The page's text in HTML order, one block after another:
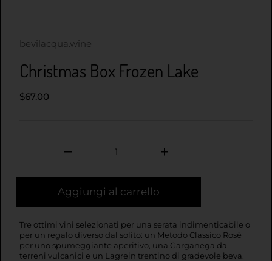
bevilacqua.wine
Christmas Box Frozen Lake
$67.00
Aggiungi al carrello
Tre ottimi vini selezionati per una serata indimenticabile o
per un regalo diverso dal solito: un Metodo Classico Rosè
per uno spumeggiante aperitivo, una Garganega da
terreni vulcanici e un Lagrein trentino di gradevole beva.